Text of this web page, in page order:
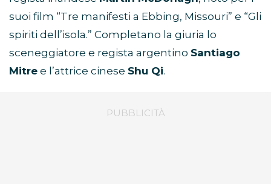
suoi film “Tre manifesti a Ebbing, Missouri” e “Gli
spiriti dell’isola.” Completano la giuria lo
sceneggiatore e regista argentino Santiago
Mitre e l’attrice cinese Shu Qi.